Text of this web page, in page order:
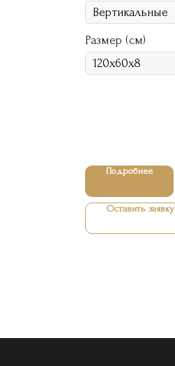
Размер (см)
Подробнее
Оставить заявку